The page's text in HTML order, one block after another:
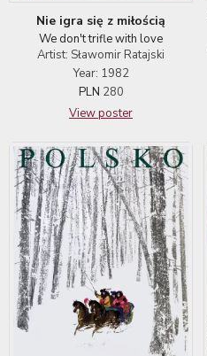
Nie igra się z miłością
We don't trifle with love
Artist: Sławomir Ratajski
Year: 1982
PLN 280
View poster